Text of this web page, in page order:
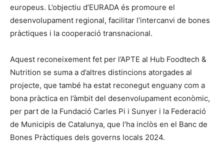
europeus. L’objectiu d’EURADA és promoure el
desenvolupament regional, facilitar l’intercanvi de bones
pràctiques i la cooperació transnacional.
Aquest reconeixement fet per l’APTE al Hub Foodtech &
Nutrition se suma a d’altres distincions atorgades al
projecte, que també ha estat reconegut enguany com a
bona pràctica en l’àmbit del desenvolupament econòmic,
per part de la Fundació Carles Pi i Sunyer i la Federació
de Municipis de Catalunya, que l’ha inclòs en el Banc de
Bones Pràctiques dels governs locals 2024.